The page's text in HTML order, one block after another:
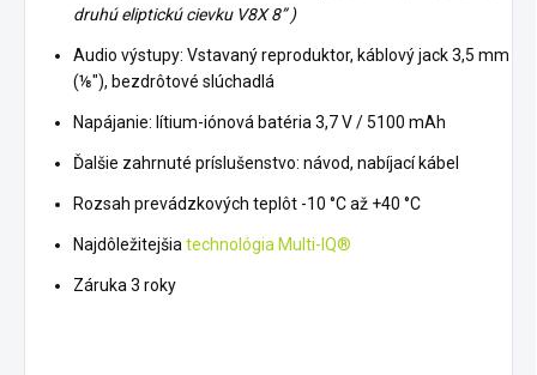
druhú eliptickú cievku V8X 8” )
Audio výstupy: Vstavaný reproduktor, káblový jack 3,5 mm
(⅛"), bezdrôtové slúchadlá
Napájanie: lítium-iónová batéria 3,7 V / 5100 mAh
Ďalšie zahrnuté príslušenstvo: návod, nabíjací kábel
Rozsah prevádzkových teplôt -10 °C až +40 °C
Najdôležitejšia technológia Multi-IQ®
Záruka 3 roky